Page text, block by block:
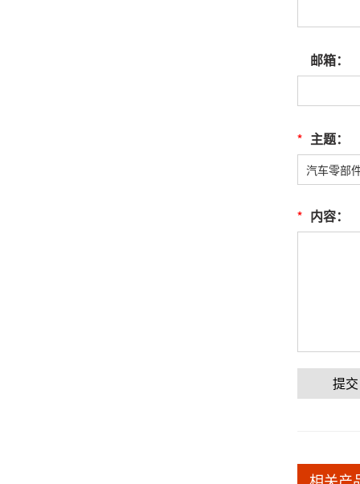
邮箱：
* 主题：
* 内容：
提交